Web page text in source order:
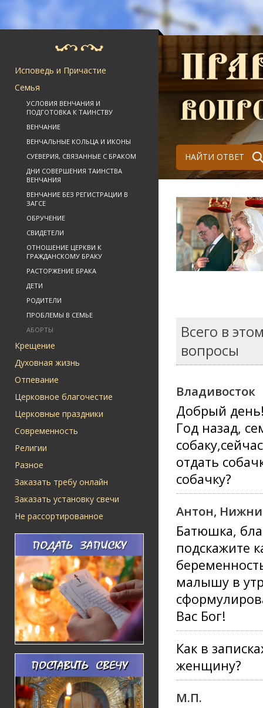
Исповедь и Причастие
Семья
УСЛОВИЯ ВЕНЧАНИЯ И
ПОДГОТОВКА К ТАИНСТВУ
ВЕНЧАНИЕ
ВЕНЧАЛЬНЫЕ КОЛЬЦА И ИКОНЫ
СУЕВЕРИЯ, СВЯЗАННЫЕ С БРАКОМ
ДНИ СОВЕРШЕНИЯ ТАИНСТВА
ВЕНЧАНИЯ
ВЕНЧАНИЕ БЕЗ РЕГИСТРАЦИИ В
ЗАГСЕ
ОБРУЧЕНИЕ
СВИДЕТЕЛИ
ОТНОШЕНИЕ ЦЕРКВИ К
ГРАЖДАНСКОМУ БРАКУ
РАСТОРЖЕНИЕ БРАКА
ДЕТИ
РОДИТЕЛИ
ПРОБЛЕМЫ В СЕМЬЕ
АБОРТЫ
Крещение
Духовная жизнь
Отпевание
Церковное благочестие
Церковные праздники
Современность
Религии
Разное
Заказать требу онлайн
Заказать установку свечи
Не рассортированное
НАЙТИ ОТВЕТ
Всего в
вопросы
Владивосток
Добрый
Год назад,
отдать
собачку?
Антон,
Батюшка,
подскажите
малышу в
Вас Бог!
Как в
женщину?
М.П.